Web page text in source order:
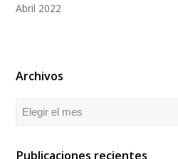
Abril 2022
Archivos
Archivos
Publicaciones recientes